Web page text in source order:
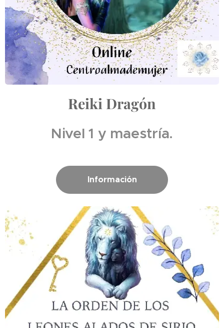
Reiki Dragón
Nivel 1 y maestría.
Información